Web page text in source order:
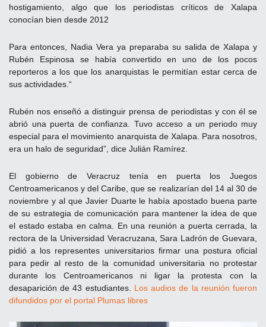
hostigamiento, algo que los periodistas críticos de Xalapa
conocían bien desde 2012
Para entonces, Nadia Vera ya preparaba su salida de Xalapa y
Rubén Espinosa se había convertido en uno de los pocos
reporteros a los que los anarquistas le permitían estar cerca de
sus actividades.“
Rubén nos enseñó a distinguir prensa de periodistas y con él se
abrió una puerta de confianza. Tuvo acceso a un periodo muy
especial para el movimiento anarquista de Xalapa. Para nosotros,
era un halo de seguridad”, dice Julián Ramírez.
El gobierno de Veracruz tenía en puerta los Juegos
Centroamericanos y del Caribe, que se realizarían del 14 al 30 de
noviembre y al que Javier Duarte le había apostado buena parte
de su estrategia de comunicación para mantener la idea de que
el estado estaba en calma. En una reunión a puerta cerrada, la
rectora de la Universidad Veracruzana, Sara Ladrón de Guevara,
pidió a los representes universitarios firmar una postura oficial
para pedir al resto de la comunidad universitaria no protestar
durante los Centroamericanos ni ligar la protesta con la
desaparición de 43 estudiantes. Los audios de la reunión fueron
difundidos por el portal Plumas libres